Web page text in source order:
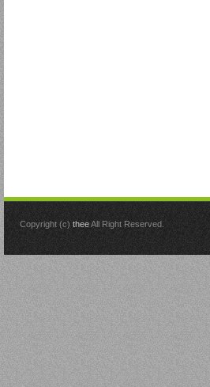
Copyright (c) theeAll Right Reserved.